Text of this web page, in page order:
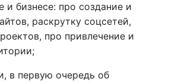
и бизнесе: про создание и
раскрутку соцсетей,
про привлечение и
в первую очередь об